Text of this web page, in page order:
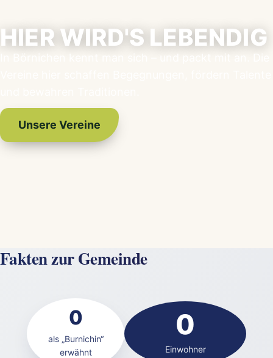
HIER WIRD'S LEBENDIG
Unsere Vereine
Fakten zur Gemeinde
0
als „Burnichin“
erwähnt
0
Einwohner